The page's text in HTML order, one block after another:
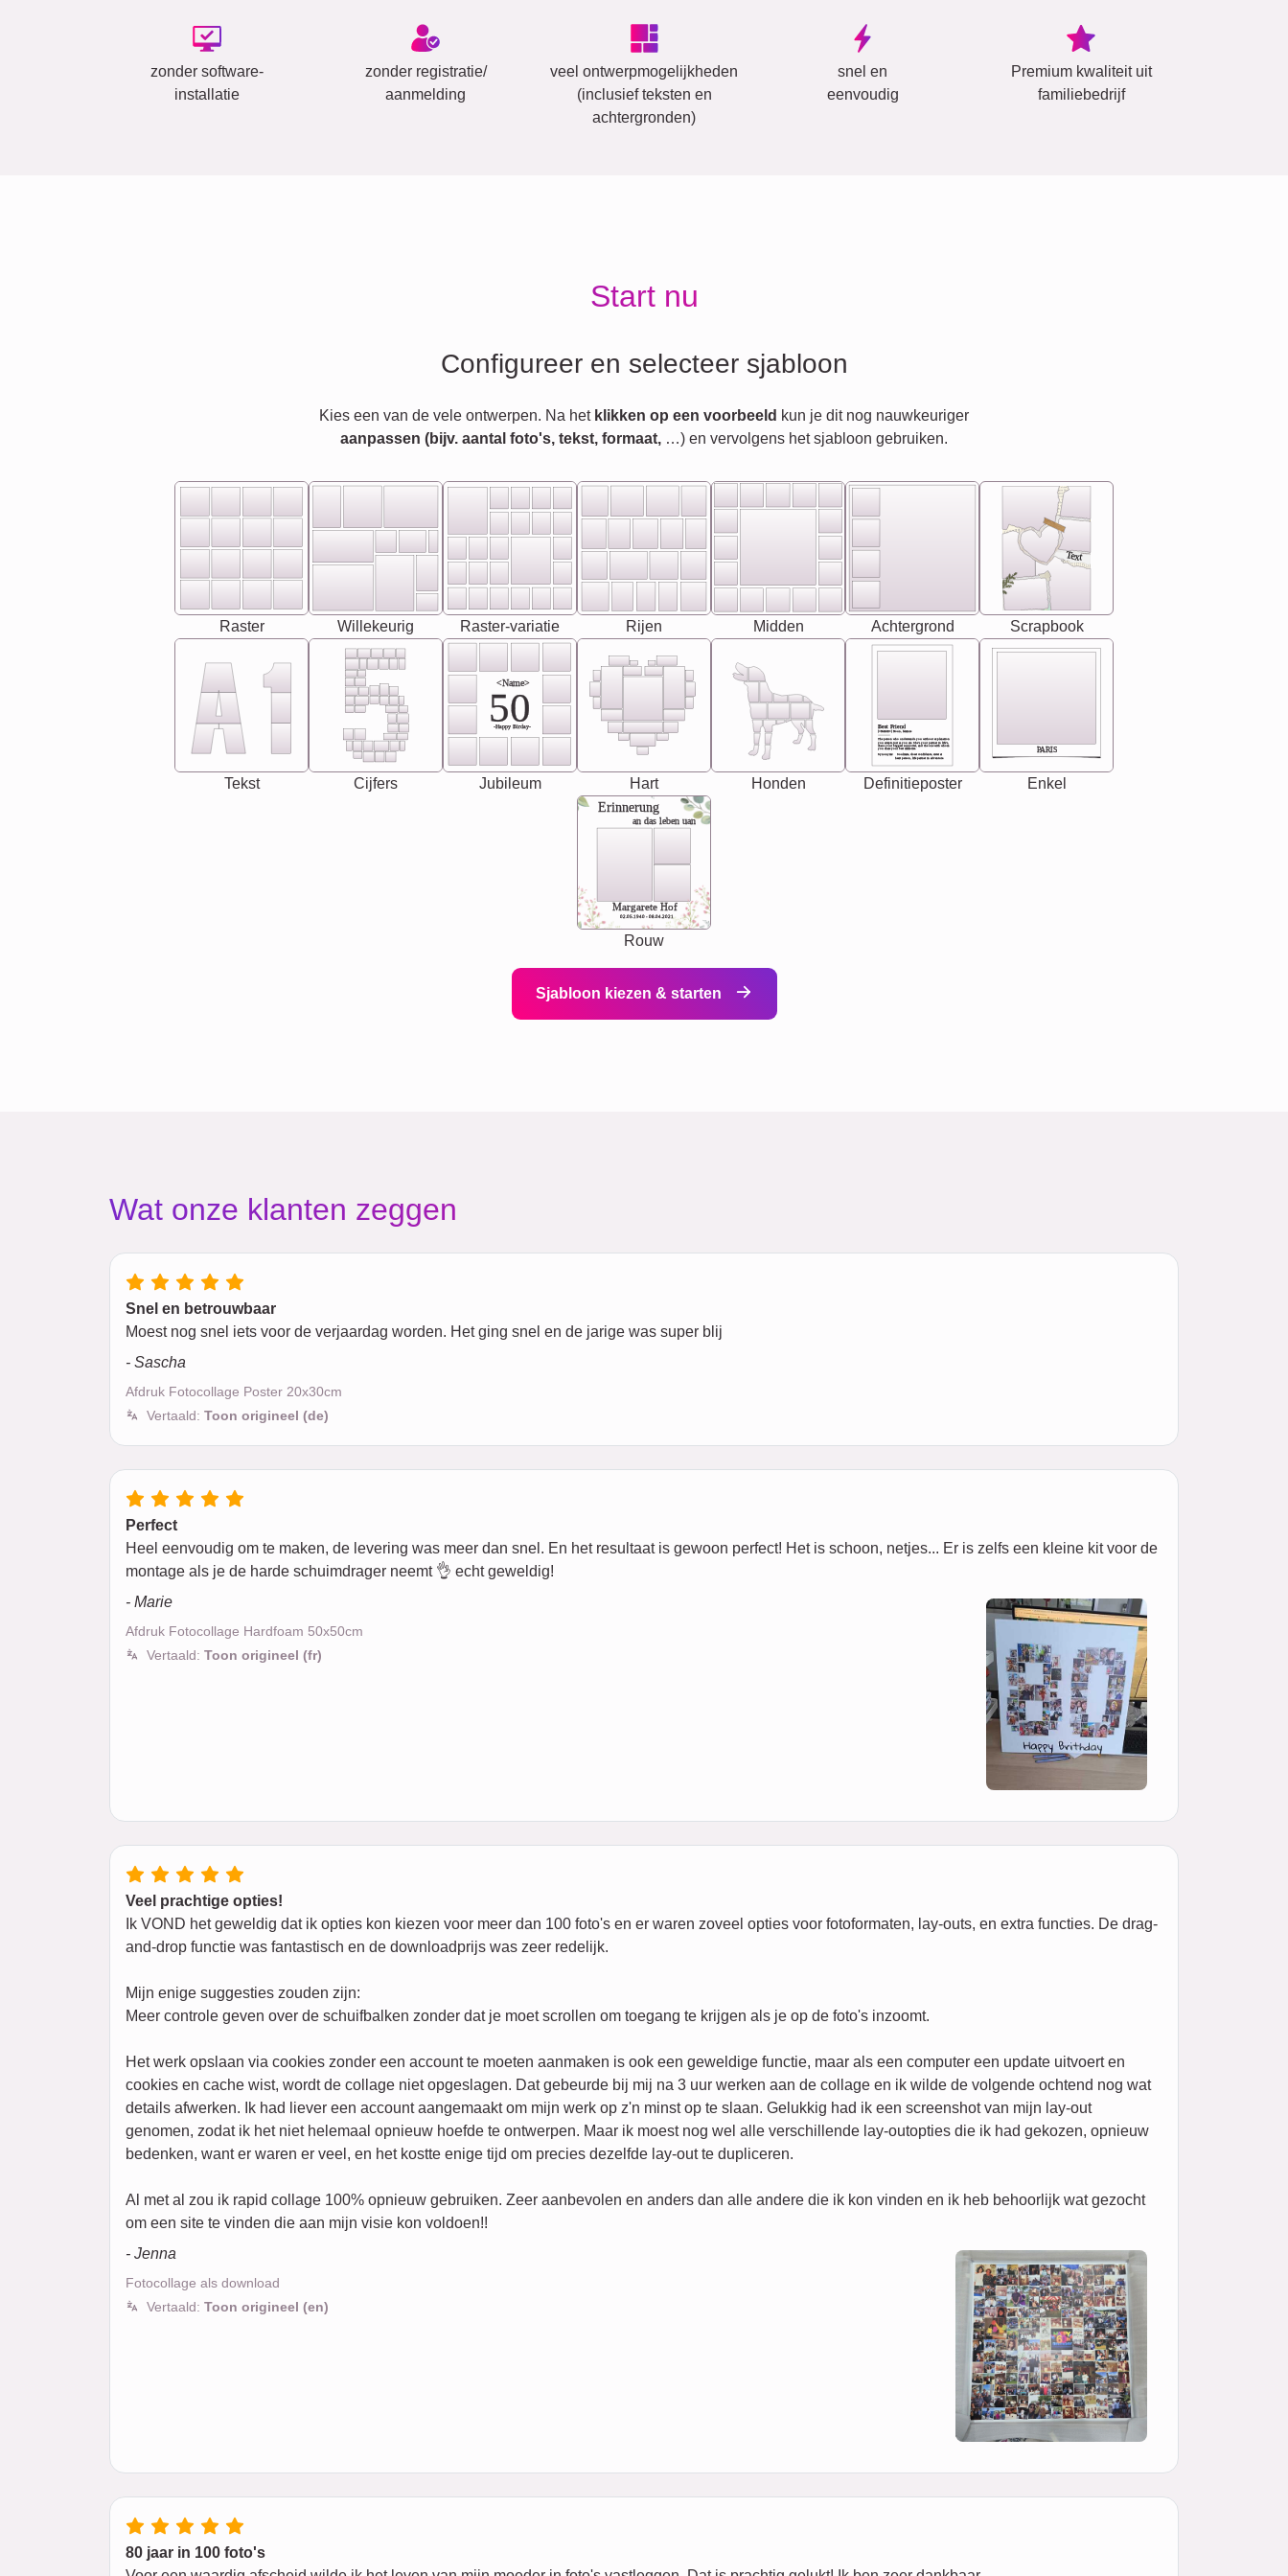
zonder software-
installatie
zonder registratie/
aanmelding
veel ontwerpmogelijkheden
(inclusief teksten en
achtergronden)
snel en
eenvoudig
Premium kwaliteit uit
familiebedrijf
Start nu
Configureer en selecteer sjabloon
Kies een van de vele ontwerpen. Na het klikken op een voorbeeld kun je dit nog nauwkeuriger
aanpassen (bijv. aantal foto's, tekst, formaat, …) en vervolgens het sjabloon gebruiken.
Raster Willekeurig Raster-variatie Rijen Midden Achtergrond
Text
Scrapbook
Tekst Cijfers
<Name>
50
-Happy Birday-
Jubileum Hart Honden
Best Friend
[<NAME>] Noun, feminie
Synonyms: Soulmate, closet confidante, sister at
heart person, life partner in adventure.
The person who understands you without explanation
you accepts just as you are. She's your partner in life's,
chaos your biggest supporter, and the one with whom
you share your best memories.
Definitieposter
PARIS
Enkel
Erinnerung
an das leben uan
Margarete Hof
02.05.1940 - 08.04.2021
Rouw
Sjabloon kiezen & starten
Wat onze klanten zeggen
Snel en betrouwbaar
Moest nog snel iets voor de verjaardag worden. Het ging snel en de jarige was super blij
- Sascha
Afdruk Fotocollage Poster 20x30cm
Vertaald: Toon origineel (de)
Perfect
Heel eenvoudig om te maken, de levering was meer dan snel. En het resultaat is gewoon perfect! Het is schoon, netjes... Er is zelfs een kleine kit voor de
montage als je de harde schuimdrager neemt 👌 echt geweldig!
- Marie
Afdruk Fotocollage Hardfoam 50x50cm
Vertaald: Toon origineel (fr)
Veel prachtige opties!
Ik VOND het geweldig dat ik opties kon kiezen voor meer dan 100 foto's en er waren zoveel opties voor fotoformaten, lay-outs, en extra functies. De drag-
and-drop functie was fantastisch en de downloadprijs was zeer redelijk.
Mijn enige suggesties zouden zijn:
Meer controle geven over de schuifbalken zonder dat je moet scrollen om toegang te krijgen als je op de foto's inzoomt.
Het werk opslaan via cookies zonder een account te moeten aanmaken is ook een geweldige functie, maar als een computer een update uitvoert en
cookies en cache wist, wordt de collage niet opgeslagen. Dat gebeurde bij mij na 3 uur werken aan de collage en ik wilde de volgende ochtend nog wat
details afwerken. Ik had liever een account aangemaakt om mijn werk op z'n minst op te slaan. Gelukkig had ik een screenshot van mijn lay-out
genomen, zodat ik het niet helemaal opnieuw hoefde te ontwerpen. Maar ik moest nog wel alle verschillende lay-outopties die ik had gekozen, opnieuw
bedenken, want er waren er veel, en het kostte enige tijd om precies dezelfde lay-out te dupliceren.
Al met al zou ik rapid collage 100% opnieuw gebruiken. Zeer aanbevolen en anders dan alle andere die ik kon vinden en ik heb behoorlijk wat gezocht
om een site te vinden die aan mijn visie kon voldoen!!
- Jenna
Fotocollage als download
Vertaald: Toon origineel (en)
80 jaar in 100 foto's